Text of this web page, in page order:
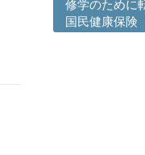
修学のために
国民健康保険